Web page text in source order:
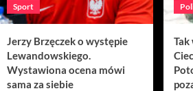
Sport
Jerzy Brzęczek o występie
Lewandowskiego.
Wystawiona ocena mówi
sama za siebie
Tak